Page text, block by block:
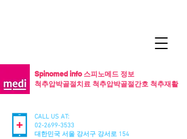
CALL US AT:
02-2699-3533
​대한민국 서울 강서구 강서로 154
Spinomed info 스피노메드 정보
척추압박골절치료 척추압박골절간호 척추재활